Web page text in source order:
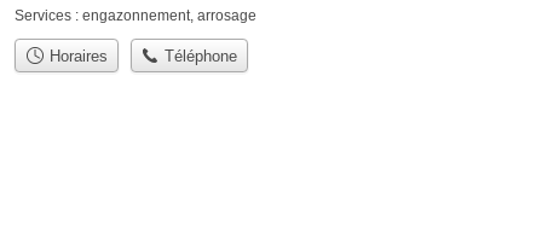
Services : engazonnement, arrosage
Horaires Téléphone